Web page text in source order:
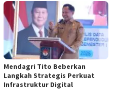
Mendagri Tito Beberkan
Langkah Strategis Perkuat
Infrastruktur Digital